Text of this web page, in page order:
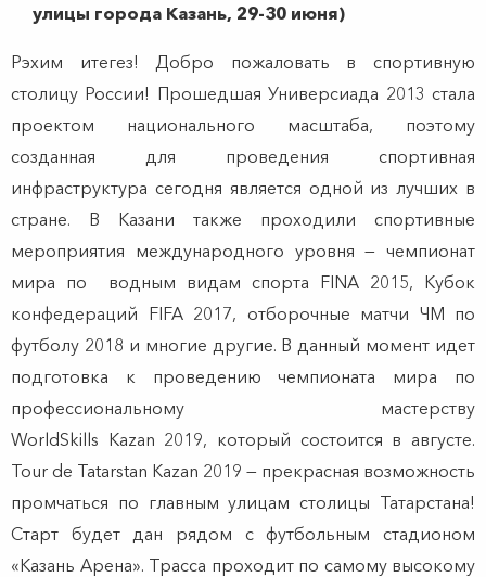
улицы города Казань, 29-30 июня)
Рэхим итегез! Добро пожаловать в спортивную
столицу России! Прошедшая Универсиада 2013 стала
проектом национального масштаба, поэтому
созданная для проведения спортивная
инфраструктура сегодня является одной из лучших в
стране. В Казани также проходили спортивные
мероприятия международного уровня — чемпионат
мира по водным видам спорта FINA 2015, Кубок
конфедераций FIFA 2017, отборочные матчи ЧМ по
футболу 2018 и многие другие. В данный момент идет
подготовка к проведению чемпионата мира по
профессиональному мастерству
WorldSkills Kazan 2019, который состоится в августе.
Tour de Tatarstan Kazan 2019 — прекрасная возможность
промчаться по главным улицам столицы Татарстана!
Старт будет дан рядом с футбольным стадионом
«Казань Арена». Трасса проходит по самому высокому